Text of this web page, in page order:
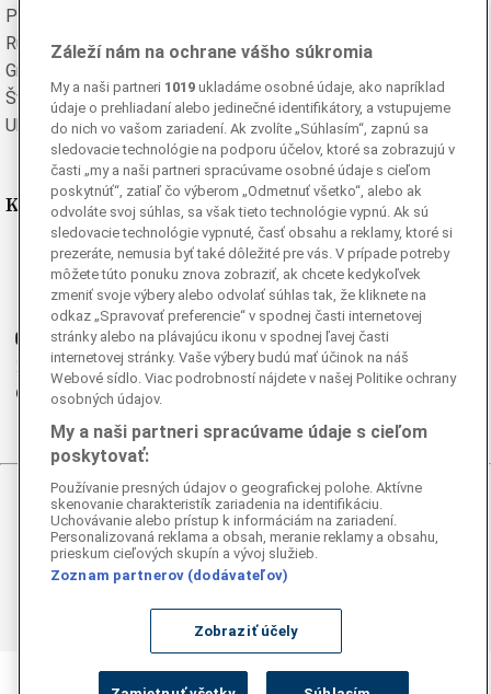
Poľská
Rumunská
Ruská
Grécka
Švédska
Turecká
Ukrajinská
Vietnamská
Kde nás nájdete
Facebook
Instagram
Ganjing
Youtube
Twitter
Telegram
RSS
© 2026 Epoch Times Slovensko
Všetky práva vyhradené. Publikovanie alebo ďalšie šírenie
správ a fotografií zo zdrojov TASR je bez
autorského zákona.
Záleží nám na ochrane vášho súkromia
My a naši partneri 1019 ukladáme osobné údaje, ako napríklad
údaje o prehliadaní alebo jedinečné identifikátory, a vstupujeme
do nich vo vašom zariadení. Ak zvolíte „Súhlasím“, zapnú sa
sledovacie technológie na podporu účelov, ktoré sa zobrazujú v
časti „my a naši partneri spracúvame osobné údaje s cieľom
poskytnúť“, zatiaľ čo výberom „Odmetnuť všetko“, alebo ak
odvoláte svoj súhlas, sa však tieto technológie vypnú. Ak sú
sledovacie technológie vypnuté, časť obsahu a reklamy, ktoré si
prezeráte, nemusia byť také dôležité pre vás. V prípade potreby
môžete túto ponuku znova zobraziť, ak chcete kedykoľvek
zmeniť svoje výbery alebo odvolať súhlas tak, že kliknete na
odkaz „Spravovať preferencie“ v spodnej časti internetovej
stránky alebo na plávajúcu ikonu v spodnej ľavej časti
internetovej stránky. Vaše výbery budú mať účinok na náš
Webové sídlo. Viac podrobností nájdete v našej Politike ochrany
osobných údajov.
My a naši partneri spracúvame údaje s cieľom
poskytovať:
Používanie presných údajov o geografickej polohe. Aktívne
skenovanie charakteristík zariadenia na identifikáciu.
Uchovávanie alebo prístup k informáciám na zariadení.
Personalizovaná reklama a obsah, meranie reklamy a obsahu,
prieskum cieľových skupín a vývoj služieb.
Zoznam partnerov (dodávateľov)
Zobraziť účely